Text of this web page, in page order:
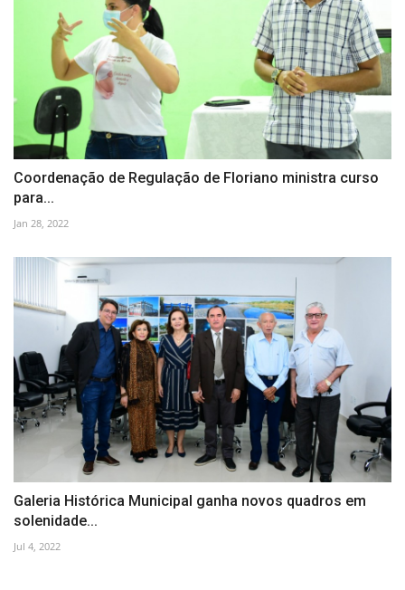
Coordenação de Regulação de Floriano ministra curso
para...
Jan 28, 2022
Galeria Histórica Municipal ganha novos quadros em
solenidade...
Jul 4, 2022